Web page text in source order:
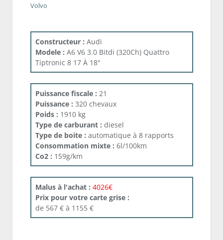
Volvo
Constructeur : Audi
Modele : A6 V6 3.0 Bitdi (320Ch) Quattro
Tiptronic 8 17 À 18"
Puissance fiscale : 21
Puissance : 320 chevaux
Poids : 1910 kg
Type de carburant : diesel
Type de boite : automatique à 8 rapports
Consommation mixte : 6l/100km
Co2 : 159g/km
Malus à l'achat : 4026€
Prix pour votre carte grise :
de 567 € à 1155 €